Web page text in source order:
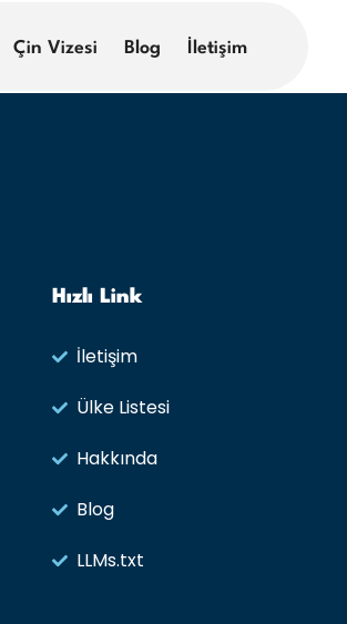
Çin Vizesi Blog İletişim
Hızlı Link
İletişim
Ülke Listesi
Hakkında
Blog
LLMs.txt